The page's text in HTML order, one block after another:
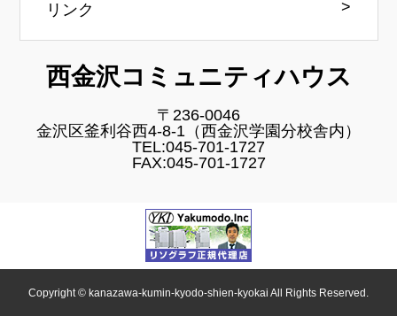
リンク
西金沢コミュニティハウス
〒236-0046
金沢区釜利谷西4-8-1（西金沢学園分校舎内）
TEL:045-701-1727
FAX:045-701-1727
Copyright © kanazawa-kumin-kyodo-shien-kyokai All Rights Reserved.